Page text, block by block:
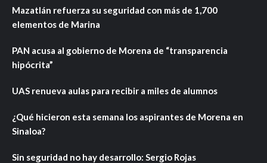
Mazatlán refuerza su seguridad con más de 1,700
elementos de Marina
PAN acusa al gobierno de Morena de “transparencia
hipócrita”
UAS renueva aulas para recibir a miles de alumnos
¿Qué hicieron esta semana los aspirantes de Morena en
Sinaloa?
Sin seguridad no hay desarrollo: Sergio Rojas